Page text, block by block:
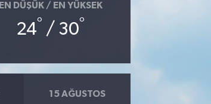
EN DÜŞÜK / EN YÜKSEK
24° / 30°
15 AĞUSTOS